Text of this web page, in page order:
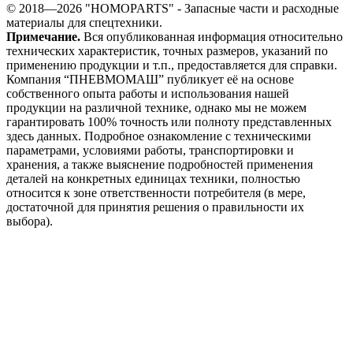
© 2018—2026 "HOMOPARTS" - Запасные части и расходные
материалы для спецтехники.
Примечание. Вся опубликованная информация относительно
технических характеристик, точных размеров, указаний по
применению продукции и т.п., предоставляется для справки.
Компания “ПНЕВМОМАШ” публикует её на основе
собственного опыта работы и использования нашей
продукции на различной технике, однако мы не можем
гарантировать 100% точность или полноту представленных
здесь данных. Подробное ознакомление с техническими
параметрами, условиями работы, транспортировки и
хранения, а также выяснение подробностей применения
деталей на конкретных единицах техники, полностью
относится к зоне ответственности потребителя (в мере,
достаточной для принятия решения о правильности их
выбора).